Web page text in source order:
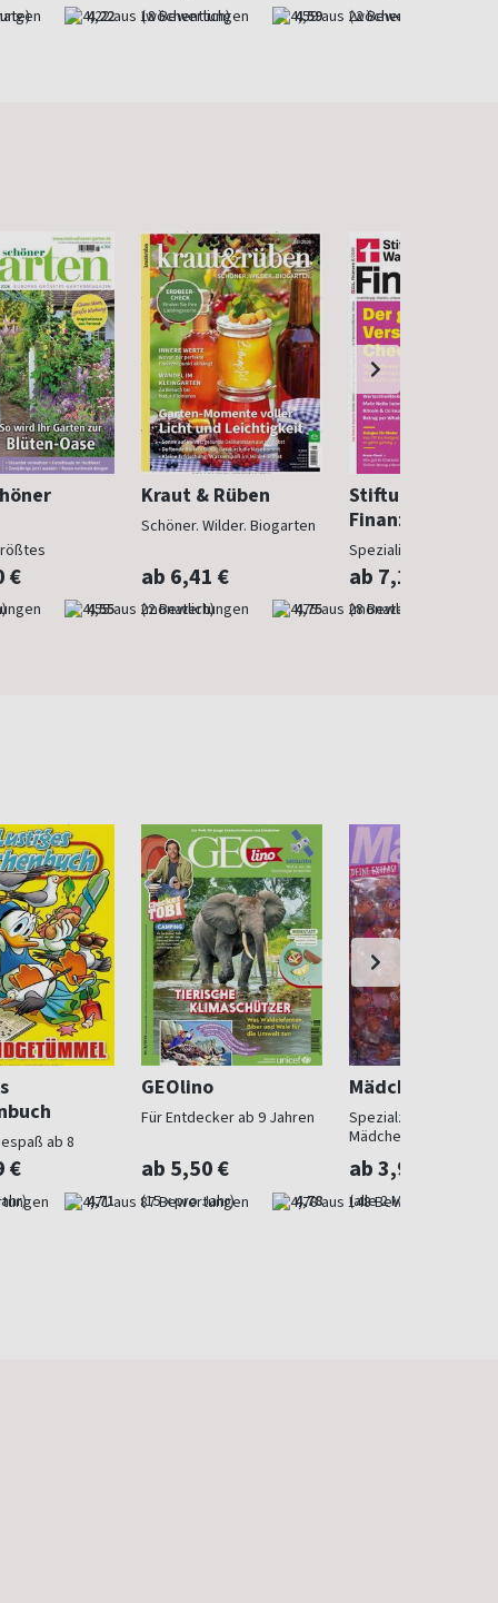
4,22 (wöchentlich) 4,59 (wöchentlich)
€
4,55
Kraut & Rüben
Schöner. Wilder. Biogarten
ab 6,41 €
(monatlich) 4,75
Stiftung
Finanzen
Spezialist in
ab 7,10 €
(monatlich)
ab 8
€
4,71
GEOlino
Für Entdecker ab 9 Jahren
ab 5,50 €
(15 x pro Jahr) 4,78
Mädchen
Spezialzeitschrift für
Mädchen
ab 3,99 €
(alle 2 Monate)